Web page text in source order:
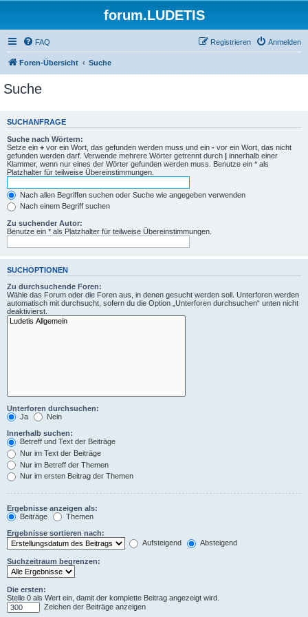
forum.LUDETIS
FAQ Anmelden
Registrieren
Foren-Übersicht Suche
Suche
SUCHANFRAGE
Suche nach Wörtern:
Setze ein + vor ein Wort, das gefunden werden muss und ein - vor ein Wort, das nicht
gefunden werden darf. Verwende mehrere Wörter getrennt durch | innerhalb einer
Klammer, wenn nur eines der Wörter gefunden werden muss. Benutze ein * als
Platzhalter für teilweise Übereinstimmungen.
Nach allen Begriffen suchen oder Suche wie angegeben verwenden
Nach einem Begriff suchen
Zu suchender Autor:
Benutze ein * als Platzhalter für teilweise Übereinstimmungen.
SUCHOPTIONEN
Zu durchsuchende Foren:
Wähle das Forum oder die Foren aus, in denen gesucht werden soll. Unterforen werden
automatisch mit durchsucht, sofern du die Option „Unterforen durchsuchen“ unten nicht
deaktivierst.
Unterforen durchsuchen:
Ja
Nein
Innerhalb suchen:
Betreff und Text der Beiträge
Nur im Text der Beiträge
Nur im Betreff der Themen
Nur im ersten Beitrag der Themen
Ergebnisse anzeigen als:
Beiträge
Themen
Ergebnisse sortieren nach:
Aufsteigend
Absteigend
Suchzeitraum begrenzen:
Die ersten:
Stelle 0 als Wert ein, damit der komplette Beitrag angezeigt wird.
Zeichen der Beiträge anzeigen